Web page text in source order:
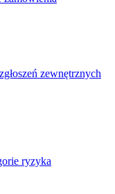
zewnętrznych
ryzyka